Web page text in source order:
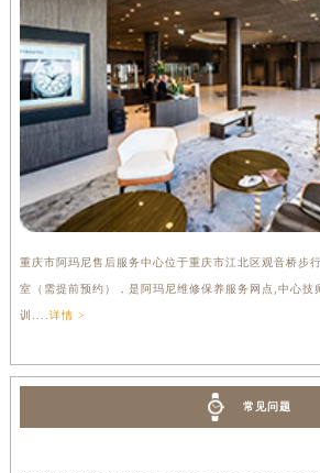
重庆市阿玛尼售后服务中心位于重庆市江北区观音桥步
室（需提前预约），是阿玛尼维修保养服务网点,中心技
训.... 详情 >
常见问题